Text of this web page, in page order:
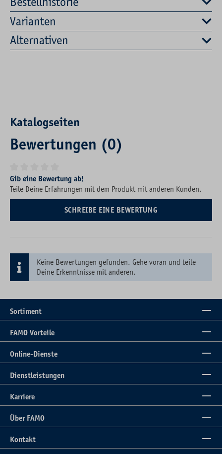
Varianten
Alternativen
Katalogseiten
Bewertungen (0)
Durchschnittliche Bewertung von 0 von 5 Sternen
Gib eine Bewertung ab!
Teile Deine Erfahrungen mit dem Produkt mit anderen Kunden.
SCHREIBE EINE BEWERTUNG
Keine Bewertungen gefunden. Gehe voran und teile
Deine Erkenntnisse mit anderen.
Sortiment
FAMO Vorteile
Online-Dienste
Dienstleistungen
Karriere
Über FAMO
Kontakt